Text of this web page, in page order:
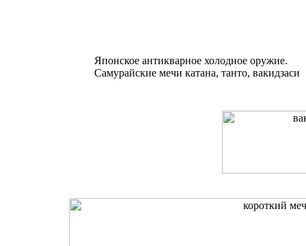
Японское антикварное холодное оружие.
Самурайские мечи катана, танто, вакидзаси